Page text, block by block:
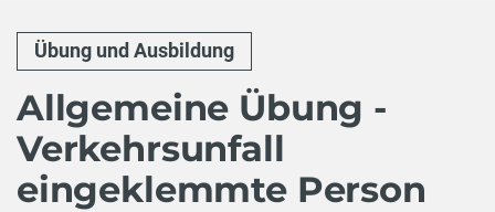
Übung und Ausbildung
Allgemeine Übung -
Verkehrsunfall
eingeklemmte Person